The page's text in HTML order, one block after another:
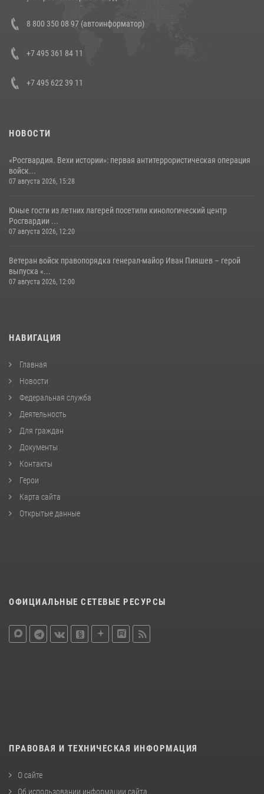
В Росгвардии прошла военно-научная конференция по обобщению
боевого опыта
8 800 350 08 97 (автоинформатор)
+7 495 361 84 11
+7 495 622 39 11
НОВОСТИ
«Росгвардия. Вехи истории»: первая антитеррористическая операция
войск...
07 августа 2026, 15:28
Юные гости из летних лагерей посетили кинологический центр
Росгвардии ...
07 августа 2026, 12:20
Ветеран войск правопорядка генерал-майор Иван Пияшев – герой
выпуска «...
07 августа 2026, 12:00
НАВИГАЦИЯ
Главная
Новости
Федеральная служба
Деятельность
Для граждан
Документы
Контакты
Герои
Карта сайта
Открытые данные
ОФИЦИАЛЬНЫЕ СЕТЕВЫЕ РЕСУРСЫ
ПРАВОВАЯ И ТЕХНИЧЕСКАЯ ИНФОРМАЦИЯ
О сайте
Об использовании информации сайта